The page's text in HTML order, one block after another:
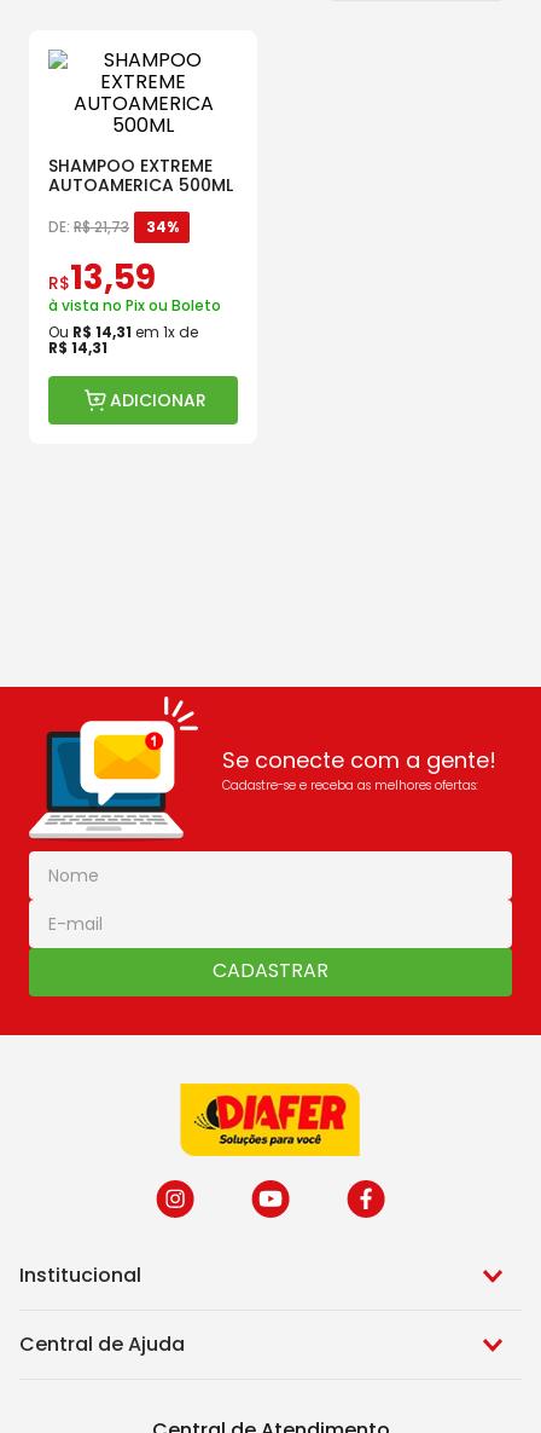
SHAMPOO EXTREME
AUTOAMERICA 500ML
DE: R$21,73 34%
R$13,59
à vista no Pix ou Boleto
Ou R$ 14,31 em 1x de
R$ 14,31
ADICIONAR
Se conecte com a gente!
Cadastre-se e receba as melhores ofertas:
CADASTRAR
Institucional
Central de Ajuda